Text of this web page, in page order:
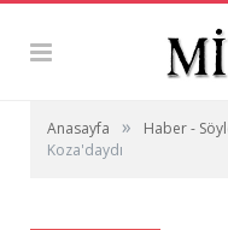
Anasayfa » Haber -
Koza'daydı